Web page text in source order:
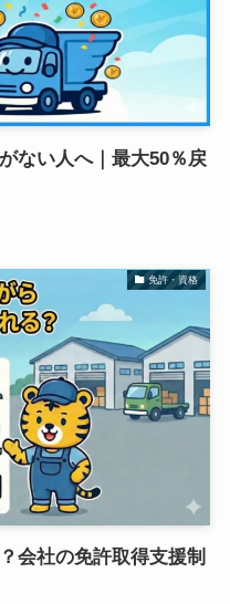
ない人へ｜最大50％戻
免許・資格
会社の免許取得支援制